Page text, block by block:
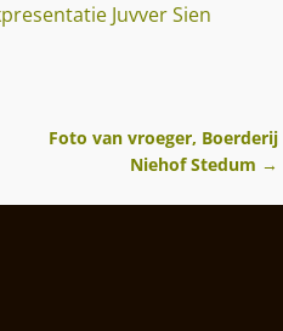
Juvver Sien
Foto van vroeger, Boerderij
Niehof Stedum →